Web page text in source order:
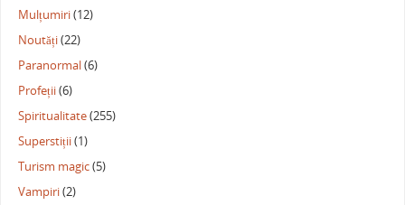
Mulțumiri(12)
Noutăți(22)
Paranormal(6)
Profeții(6)
Spiritualitate(255)
Superstiții(1)
Turism magic(5)
Vampiri(2)